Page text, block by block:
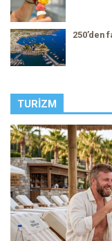
250’den
TURIZM